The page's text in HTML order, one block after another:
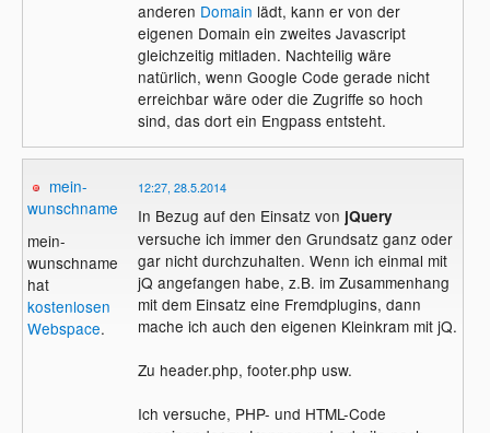
anderen Domain lädt, kann er von der
eigenen Domain ein zweites Javascript
gleichzeitig mitladen. Nachteilig wäre
natürlich, wenn Google Code gerade nicht
erreichbar wäre oder die Zugriffe so hoch
sind, das dort ein Engpass entsteht.
mein-
wunschname
mein-
wunschname
hat
kostenlosen
Webspace.
12:27, 28.5.2014
In Bezug auf den Einsatz von jQuery
versuche ich immer den Grundsatz ganz oder
gar nicht durchzuhalten. Wenn ich einmal mit
jQ angefangen habe, z.B. im Zusammenhang
mit dem Einsatz eine Fremdplugins, dann
mache ich auch den eigenen Kleinkram mit jQ.
Zu header.php, footer.php usw.
Ich versuche, PHP- und HTML-Code